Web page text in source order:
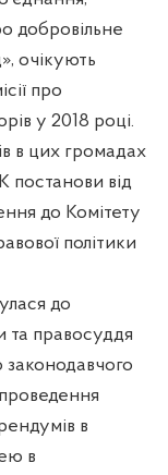
добровільне
очікують
про
у 2018 році.
в цих громадах
постанови від
до Комітету
політики
до
та правосуддя
в
в